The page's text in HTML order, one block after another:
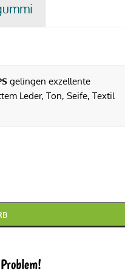
gelingen exzellente
Leder, Ton, Seife, Textil